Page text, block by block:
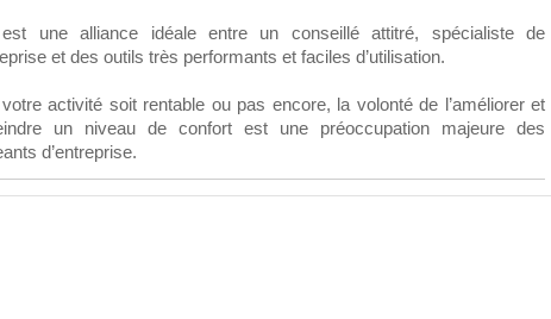
une alliance idéale entre un conseillé attitré, spécialiste de
et des outils très performants et faciles d’utilisation.
activité soit rentable ou pas encore, la volonté de l’améliorer et
un niveau de confort est une préoccupation majeure des
d’entreprise.